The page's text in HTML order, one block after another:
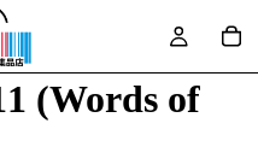
(Words of